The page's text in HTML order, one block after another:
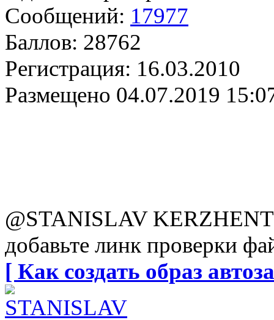
Сообщений: 17977
Баллов: 28762
Регистрация: 16.03.2010
Размещено 04.07.2019
@STANISLAV
добавьте линк проверки
[ Как создать образ